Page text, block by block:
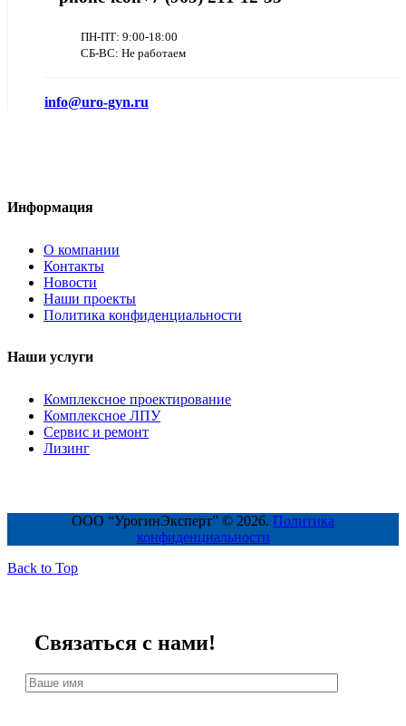
ПН-ПТ: 9:00-18:00
СБ-ВС: Не работаем
info@uro-gyn.ru
Информация
О компании
Контакты
Новости
Наши проекты
Политика конфиденциальности
Наши услуги
Комплексное проектирование
Комплексное ЛПУ
Сервис и ремонт
Лизинг
ООО “УрогинЭксперт” © 2026. Политика
конфиденциальности
Back to Top
Связаться с нами!